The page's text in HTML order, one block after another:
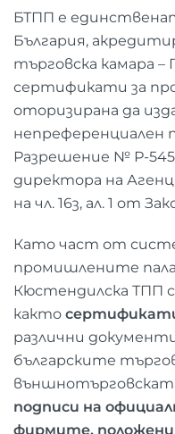
БТПП е
България,
търговска камара –
сертификати за
оторизирана да
непреференциален
Разрешение № Р-545
директора на
на чл. 16з, ал. 1 от
Като част от
промишлените
Кюстендилска ТПП
както
различни
българските
подписи на
фирмите, положени